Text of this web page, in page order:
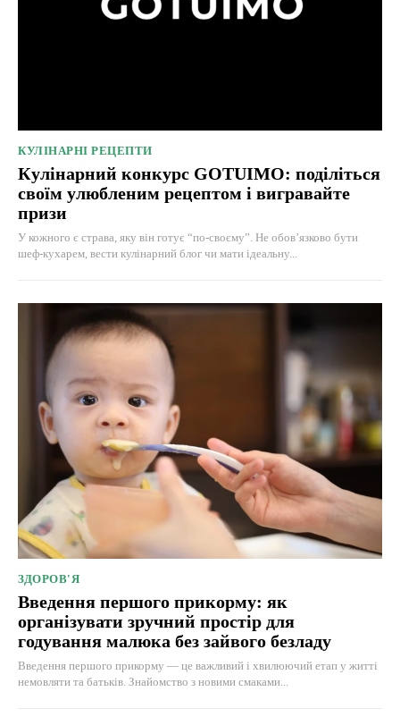
КУЛІНАРНІ РЕЦЕПТИ
Кулінарний конкурс GOTUIMO: поділіться
своїм улюбленим рецептом і вигравайте
призи
У кожного є страва, яку він готує “по-своєму”. Не обов’язково бути
шеф-кухарем, вести кулінарний блог чи мати ідеальну...
ЗДОРОВ'Я
Введення першого прикорму: як
організувати зручний простір для
годування малюка без зайвого безладу
Введення першого прикорму — це важливий і хвилюючий етап у житті
немовляти та батьків. Знайомство з новими смаками...